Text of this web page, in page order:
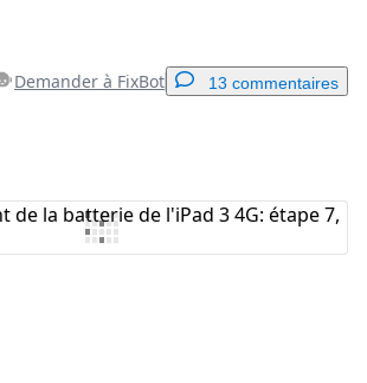
Demander à FixBot 13 commentaires